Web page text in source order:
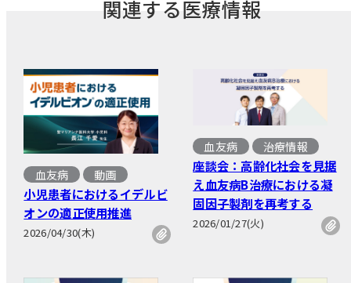
関連する医療情報
血友病 動画
小児患者におけるイデルビ
オンの適正使用推進
2026/04/30(木)
血友病 治療情報
座談会：高齢化社会を見据
え血友病B治療における凝
固因子製剤を再考する
2026/01/27(火)